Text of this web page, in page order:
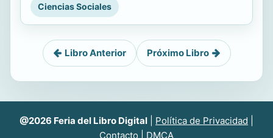
Ciencias Sociales
Libro Anterior Próximo Libro
@2026 Feria del Libro Digital Política de Privacidad
Contacto
DMCA